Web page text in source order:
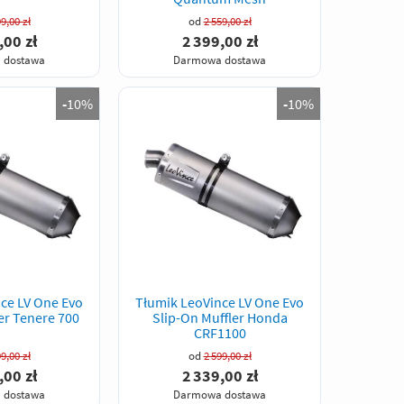
zł
zł
od2 559,00 zł
2 399,00 zł
Darmowa dostawa
-10%
LV One Evo
Tenere 700
zł
zł
-10%
Tłumik LeoVince LV One Evo
Slip-On Muffler Honda
CRF1100
od2 599,00 zł
2 339,00 zł
Darmowa dostawa